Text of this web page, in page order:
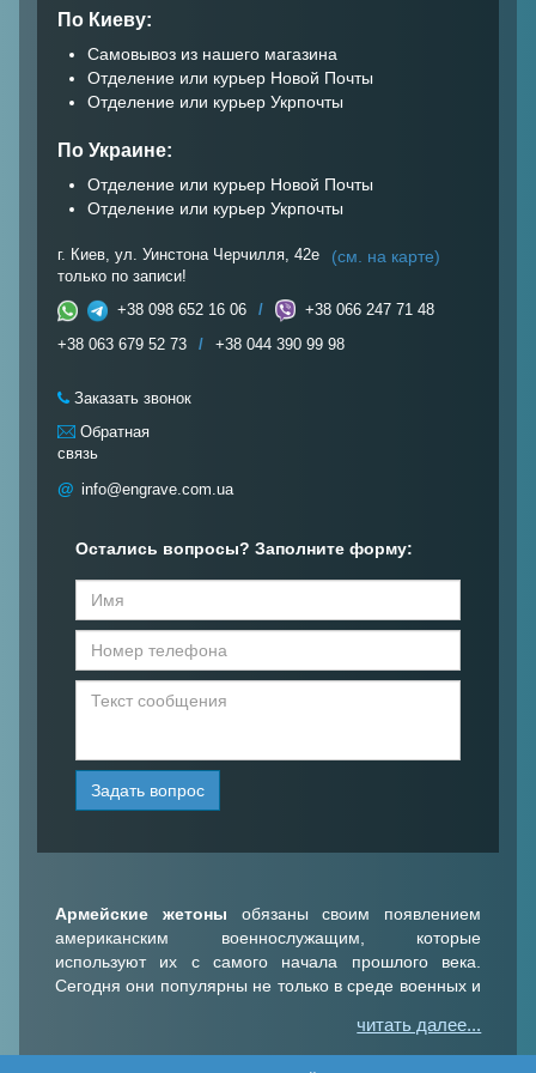
По Киеву:
Самовывоз из нашего магазина
Отделение или курьер Новой Почты
Отделение или курьер Укрпочты
По Украине:
Отделение или курьер Новой Почты
Отделение или курьер Укрпочты
г. Киев, ул. Уинстона Черчилля, 42е (см. на карте)
только по записи!
+38 098 652 16 06
/
+38 066 247 71 48
+38 063 679 52 73
/ +38 044 390 99 98
Заказать звонок
Обратная
связь
@ info@engrave.com.ua
Остались вопросы? Заполните форму:
Задать вопрос
Армейские жетоны обязаны своим появлением
американским военнослужащим, которые
используют их с самого начала прошлого века.
Сегодня они популярны не только в среде военных и
путешественники, спортсмены-экстремалы и просто
любители оригинальных аксессуаров.
читать далее...